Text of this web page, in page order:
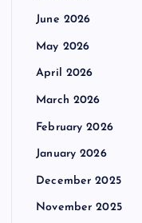
June 2026
May 2026
April 2026
March 2026
February 2026
January 2026
December 2025
November 2025